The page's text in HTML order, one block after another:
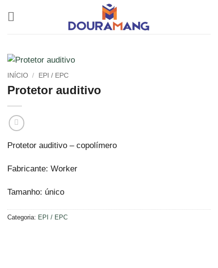
INÍCIO / EPI / EPC
Protetor auditivo
Protetor auditivo – copolímero
Fabricante: Worker
Tamanho: único
Categoria: EPI / EPC